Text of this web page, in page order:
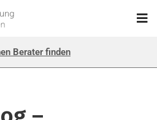
Berater finden